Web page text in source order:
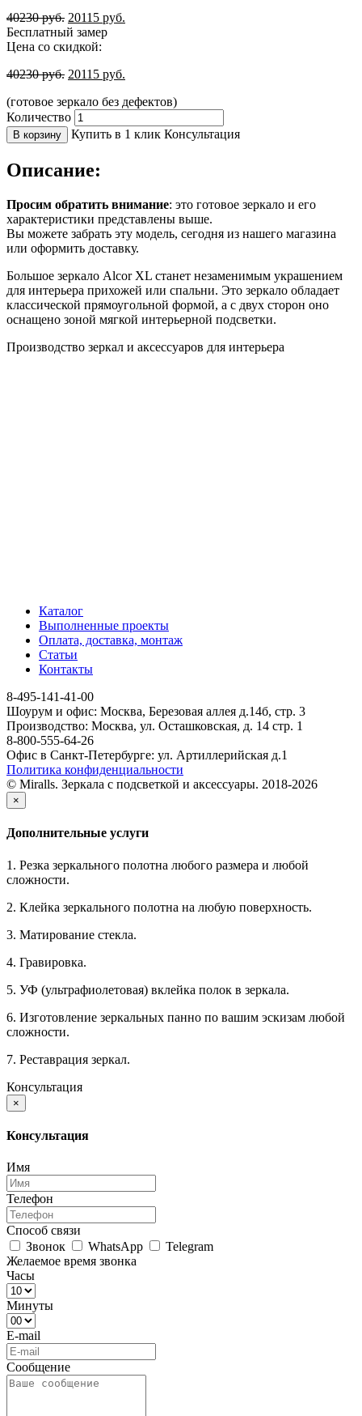
40230руб. 20115 руб.
Бесплатный замер
Цена со скидкой:
40230руб. 20115 руб.
(готовое зеркало без дефектов)
Количество
В корзину Купить в 1 клик Консультация
Описание:
Просим обратить внимание: это готовое зеркало и его
характеристики представлены выше.
Вы можете забрать эту модель, сегодня из нашего магазина
или оформить доставку.
Большое зеркало Alcor XL станет незаменимым украшением
для интерьера прихожей или спальни. Это зеркало обладает
классической прямоугольной формой, а с двух сторон оно
оснащено зоной мягкой интерьерной подсветки.
Производство зеркал и аксессуаров для интерьера
Каталог
Выполненные проекты
Оплата, доставка, монтаж
Статьи
Контакты
8-495-141-41-00
Шоурум и офис: Москва, Березовая аллея д.14б, стр. 3
Производство: Москва, ул. Осташковская, д. 14 стр. 1
8-800-555-64-26
Офис в Санкт-Петербурге: ул. Артиллерийская д.1
Политика конфиденциальности
© Miralls. Зеркала с подсветкой и аксессуары. 2018-2026
×
Дополнительные услуги
1. Резка зеркального полотна любого размера и любой
сложности.
2. Клейка зеркального полотна на любую поверхность.
3. Матирование стекла.
4. Гравировка.
5. УФ (ультрафиолетовая) вклейка полок в зеркала.
6. Изготовление зеркальных панно по вашим эскизам любой
сложности.
7. Реставрация зеркал.
Консультация
×
Консультация
Имя
Телефон
Способ связи
Звонок
WhatsApp
Telegram
Желаемое время звонка
Часы
Минуты
E-mail
Сообщение